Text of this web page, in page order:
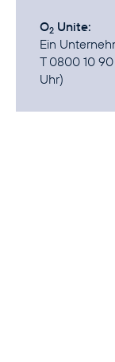
O2 Unite:
Ein
T 0800 10
Uhr)